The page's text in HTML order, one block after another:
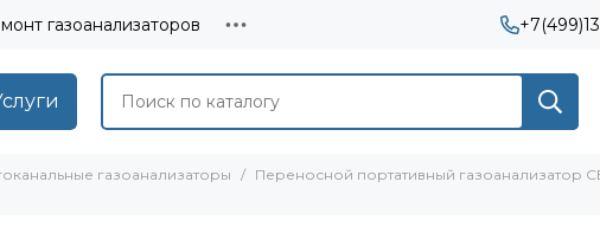
газоанализаторов
газоанализаторы
Переносной портативный газоанализатор